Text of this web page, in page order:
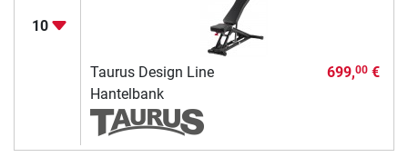
10
Taurus Design Line
Hantelbank
699,00€